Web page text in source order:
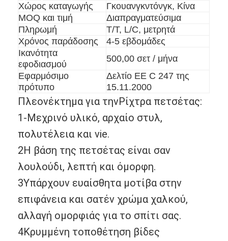
Χώρος καταγωγής
Γκουανγκντόνγκ, Κίνα
MOQ και τιμή
Διαπραγματεύσιμα
Πληρωμή
Τ/Τ, L/C, μετρητά
Χρόνος παράδοσης
4-5 εβδομάδες
Ικανότητα
εφοδιασμού
500,00 σετ / μήνα
Εφαρμόσιμο
πρότυπο
Δελτίο ΕΕ C 247 της
15.11.2000
Πλεονέκτημα για τηνΡίχτρα πετσέτας:
1-Μεχρινό υλικό, αρχαίο στυλ,
πολυτέλεια και vie.
2Η βάση της πετσέτας είναι σαν
λουλούδι, λεπτή και όμορφη.
3Υπάρχουν ευαίσθητα μοτίβα στην
επιφάνεια και σατέν χρώμα χαλκού,
αλλαγή ομορφιάς για το σπίτι σας.
4Κρυμμένη τοποθέτηση βίδες